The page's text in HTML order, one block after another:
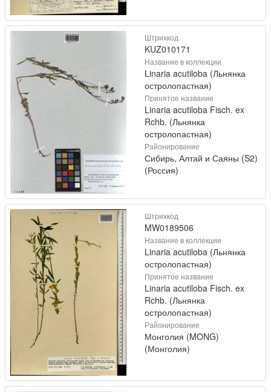
Штрихкод
KUZ010171
Название в коллекции
Linaria acutiloba (Льнянка
остролопастная)
Принятое название
Linaria acutiloba Fisch. ex
Rchb. (Льнянка
остролопастная)
Районирование
Сибирь, Алтай и Саяны (S2)
(Россия)
Штрихкод
MW0189506
Название в коллекции
Linaria acutiloba (Льнянка
остролопастная)
Принятое название
Linaria acutiloba Fisch. ex
Rchb. (Льнянка
остролопастная)
Районирование
Монголия (MONG)
(Монголия)